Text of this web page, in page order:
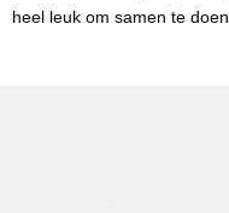
heel leuk om samen te doen.